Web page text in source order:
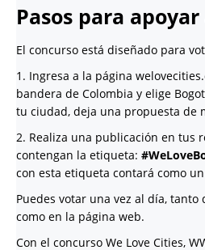
Pasos para
El concurso está diseñado para
1. Ingresa a la página
bandera de Colombia y elige
tu ciudad, deja una propuesta de
2. Realiza una publicación en tus
contengan la etiqueta:
con esta etiqueta contará como
Puedes votar una vez al día, tanto
como en la página web.
Con el concurso We Love Cities,